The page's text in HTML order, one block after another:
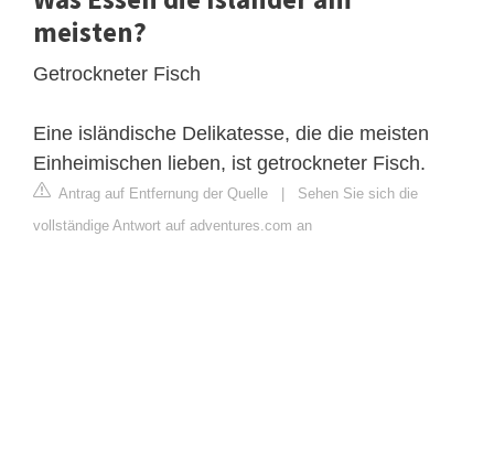
meisten?
Getrockneter Fisch
Eine isländische Delikatesse, die die meisten
Einheimischen lieben, ist getrockneter Fisch.
Antrag auf Entfernung der Quelle | Sehen Sie sich die
vollständige Antwort auf adventures.com an